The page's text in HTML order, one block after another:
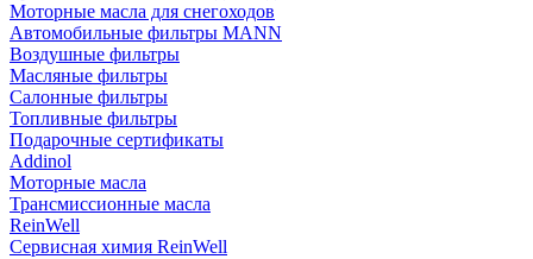
Моторные масла для снегоходов
Автомобильные фильтры MANN
Воздушные фильтры
Масляные фильтры
Салонные фильтры
Топливные фильтры
Подарочные сертификаты
Addinol
Моторные масла
Трансмиссионные масла
ReinWell
Сервисная химия ReinWell